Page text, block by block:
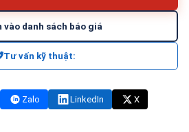
vào danh sách báo giá
Tư vấn kỹ thuật:
Zalo LinkedIn
X